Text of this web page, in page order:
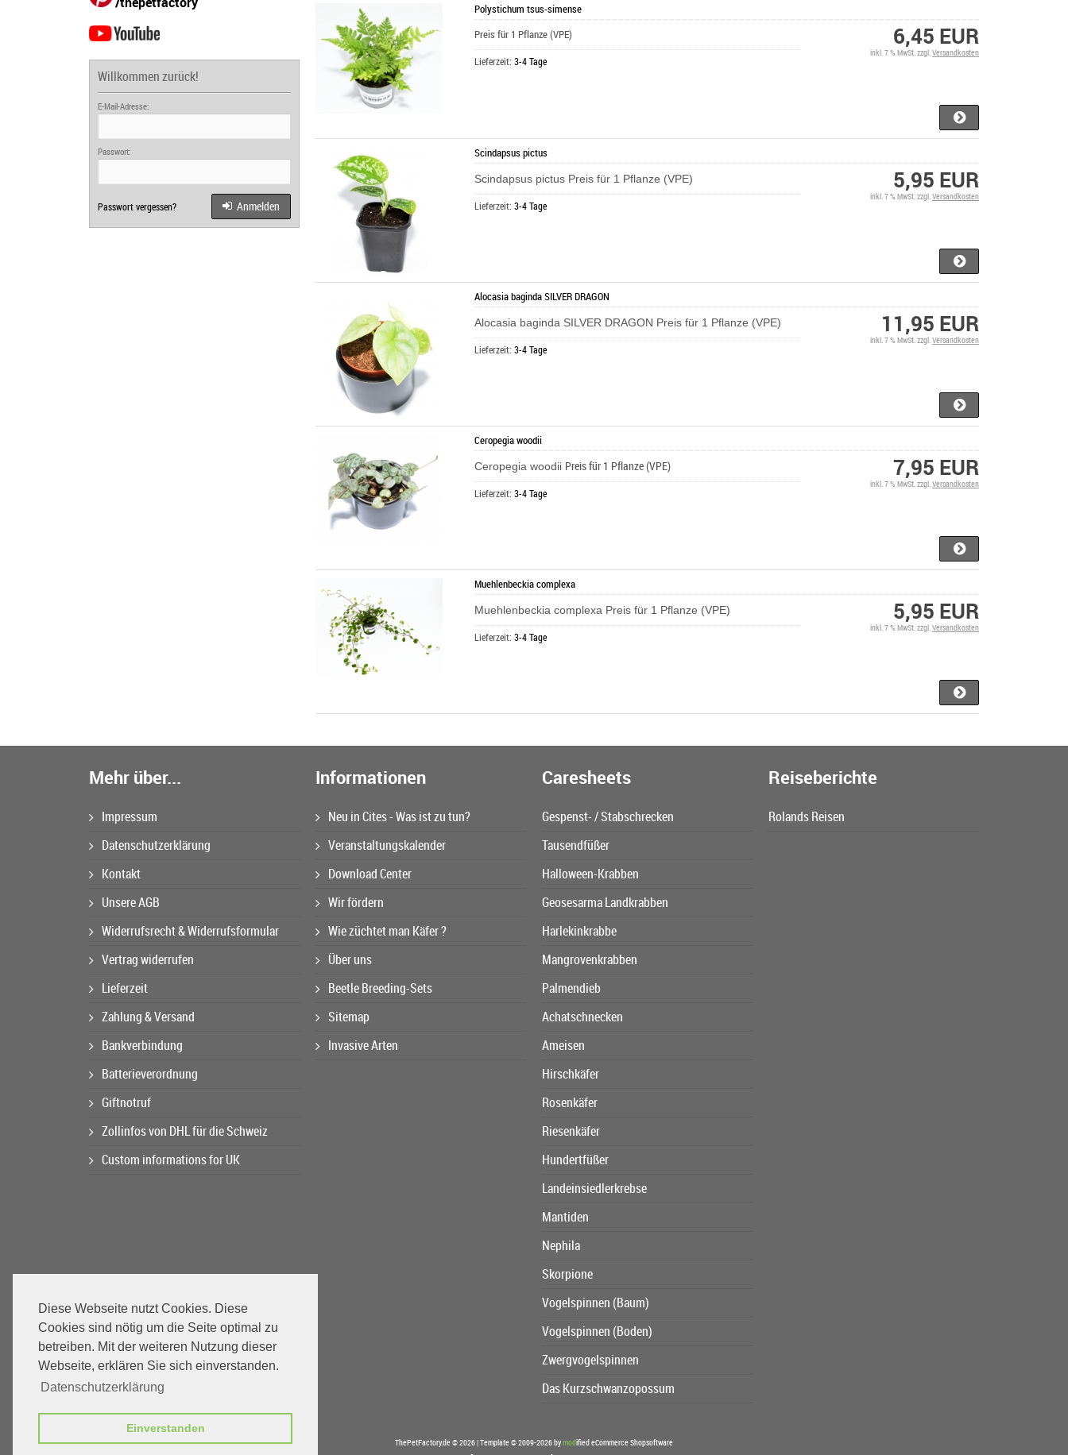
Diese Webseite nutzt Cookies. Diese
Cookies sind nötig um die Seite optimal zu
betreiben. Mit der weiteren Nutzung dieser
Webseite, erklären Sie sich einverstanden.
Datenschutzerklärung
Einverstanden
Polystichum tsus-simense
Preis für 1 Pflanze (VPE)
Lieferzeit:3-4 Tage
6,45 EUR
inkl. 7 % MwSt. zzgl. Versandkosten
Scindapsus pictus
Scindapsus pictus Preis für 1 Pflanze (VPE)
Lieferzeit:3-4 Tage
5,95 EUR
inkl. 7 % MwSt. zzgl. Versandkosten
Alocasia baginda SILVER DRAGON
Alocasia baginda SILVER DRAGON Preis für 1 Pflanze (VPE)
Lieferzeit:3-4 Tage
11,95 EUR
inkl. 7 % MwSt. zzgl. Versandkosten
Ceropegia woodii
Ceropegia woodii Preis für 1 Pflanze (VPE)
Lieferzeit:3-4 Tage
7,95 EUR
inkl. 7 % MwSt. zzgl. Versandkosten
Muehlenbeckia complexa
Muehlenbeckia complexa Preis für 1 Pflanze (VPE)
Lieferzeit:3-4 Tage
5,95 EUR
inkl. 7 % MwSt. zzgl. Versandkosten
Willkommen zurück!
E-Mail-Adresse:
Passwort:
Passwort vergessen? Anmelden
Mehr über...
Impressum
Datenschutzerklärung
Kontakt
Unsere AGB
Widerrufsrecht & Widerrufsformular
Vertrag widerrufen
Lieferzeit
Zahlung & Versand
Bankverbindung
Batterieverordnung
Giftnotruf
Zollinfos von DHL für die Schweiz
Custom informations for UK
Informationen
Neu in Cites - Was ist zu tun?
Veranstaltungskalender
Download Center
Wir fördern
Wie züchtet man Käfer ?
Über uns
Beetle Breeding-Sets
Sitemap
Invasive Arten
Caresheets
Gespenst- / Stabschrecken
Tausendfüßer
Halloween-Krabben
Geosesarma Landkrabben
Harlekinkrabbe
Mangrovenkrabben
Palmendieb
Achatschnecken
Ameisen
Hirschkäfer
Rosenkäfer
Riesenkäfer
Hundertfüßer
Landeinsiedlerkrebse
Mantiden
Nephila
Skorpione
Vogelspinnen (Baum)
Vogelspinnen (Boden)
Zwergvogelspinnen
Das Kurzschwanzopossum
Reiseberichte
Rolands Reisen
ThePetFactory.de © 2026 | Template © 2009-2026 bymodified eCommerce Shopsoftware